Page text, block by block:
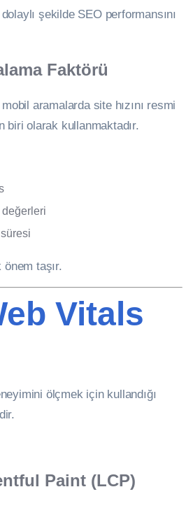
şekilde SEO performansını
Faktörü
aramalarda site hızını resmi
biri olarak kullanmaktadır.
önem taşır.
Vitals
ölçmek için kullandığı
Paint (LCP)